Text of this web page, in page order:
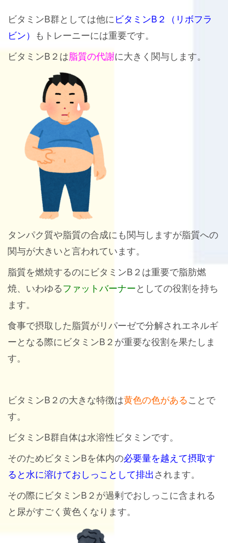
ビタミンB群としては他に ビタミンB２（リボフラ
ビン）
もトレーニーには重要です。
ビタミンB２は脂質の代謝に大きく関与します。
タンパク質や脂質の合成にも関与しますが脂質への
関与が大きいと言われています。
脂質を燃焼するのにビタミンB２は重要で脂肪燃
焼、いわゆるファットバーナーとしての役割を持ち
ます。
食事で摂取した脂質がリパーゼで分解されエネルギ
ーとなる際にビタミンB２が重要な役割を果たしま
す。
ビタミンB２の大きな特徴は黄色の色があることで
す。
ビタミンB群自体は水溶性ビタミンです。
そのためビタミンBを体内の必要量を越えて摂取す
ると水に溶けておしっことして排出されます。
その際にビタミンB２が過剰でおしっこに含まれる
と尿がすごく黄色くなります。